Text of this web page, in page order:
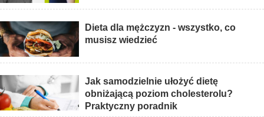
Dieta dla mężczyzn - wszystko, co
musisz wiedzieć
Jak samodzielnie ułożyć dietę
obniżającą poziom cholesterolu?
Praktyczny poradnik